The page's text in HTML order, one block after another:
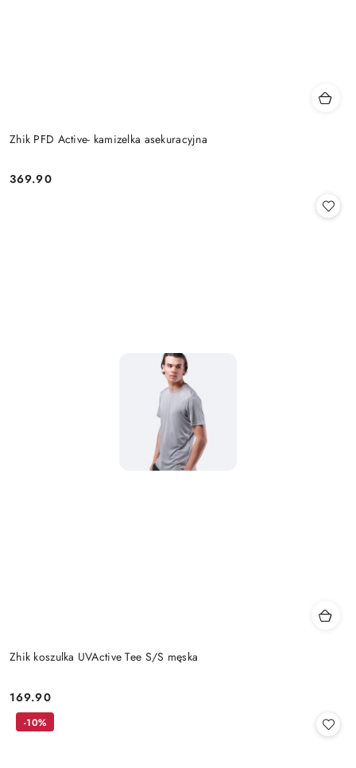
Zhik PFD Active- kamizelka asekuracyjna
Cena:
369.90
Zhik koszulka UVActive Tee S/S męska
Cena:
169.90
-10%